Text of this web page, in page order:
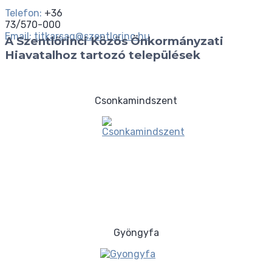
Telefon: +36
73/570-000
Email: titkarsag@szentlorinc.hu
A Szentlőrinci Közös Önkormányzati
Hiavatalhoz tartozó települések
Csonkamindszent
Gyöngyfa